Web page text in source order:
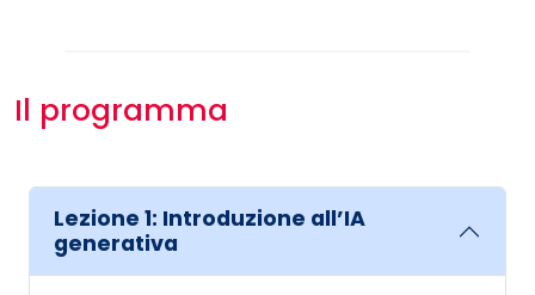
Il programma
Lezione 1: Introduzione all’IA
generativa